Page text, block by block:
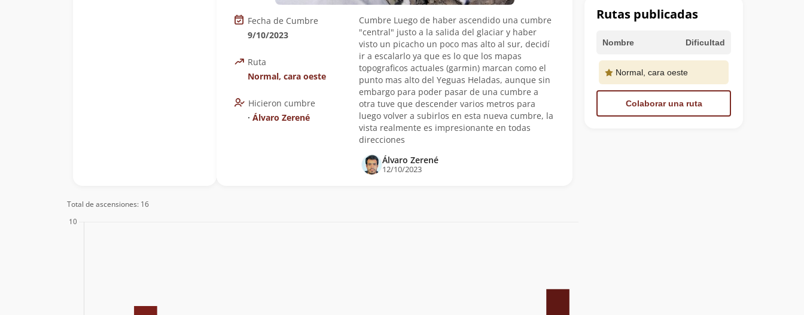
Rutas publicadas
Nombre Dificultad
Normal, cara oeste
Colaborar una ruta
Fecha de Cumbre
9/10/2023
Ruta
Normal, cara oeste
Hicieron cumbre
∙ Álvaro Zerené
Cumbre Luego de haber ascendido una cumbre
"central" justo a la salida del glaciar y haber
visto un picacho un poco mas alto al sur, decidí
ir a escalarlo ya que es lo que los mapas
topograficos actuales (garmin) marcan como el
punto mas alto del Yeguas Heladas, aunque sin
embargo para poder pasar de una cumbre a
otra tuve que descender varios metros para
luego volver a subirlos en esta nueva cumbre, la
vista realmente es impresionante en todas
direcciones
Álvaro Zerené
12/10/2023
Total de ascensiones: 16